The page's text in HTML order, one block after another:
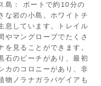
島： ボートで約10分の
な岩の小島。ホワイトチ
息しています。トレイル
やマングローブでたくさ
を見ることができます。
石のビーチがあり、最初
カのコロニーがあり、非
物ノラナガラパゲイアも